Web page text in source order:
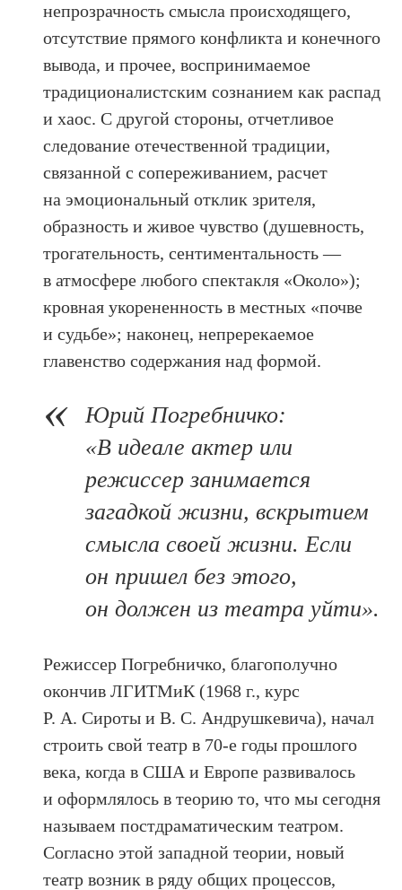
непрозрачность смысла происходящего,
отсутствие прямого конфликта и конечного
вывода, и прочее, воспринимаемое
традиционалистским сознанием как распад
и хаос. С другой стороны, отчетливое
следование отечественной традиции,
связанной с сопереживанием, расчет
на эмоциональный отклик зрителя,
образность и живое чувство (душевность,
трогательность, сентиментальность —
в атмосфере любого спектакля «Около»);
кровная укорененность в местных «почве
и судьбе»; наконец, непререкаемое
главенство содержания над формой.
Юрий Погребничко:
«В идеале актер или
режиссер занимается
загадкой жизни, вскрытием
смысла своей жизни. Если
он пришел без этого,
он должен из театра уйти».
Режиссер Погребничко, благополучно
окончив ЛГИТМиК (1968 г., курс
Р. А. Сироты и В. С. Андрушкевича), начал
строить свой театр в 70-е годы прошлого
века, когда в США и Европе развивалось
и оформлялось в теорию то, что мы сегодня
называем постдраматическим театром.
Согласно этой западной теории, новый
театр возник в ряду общих процессов,